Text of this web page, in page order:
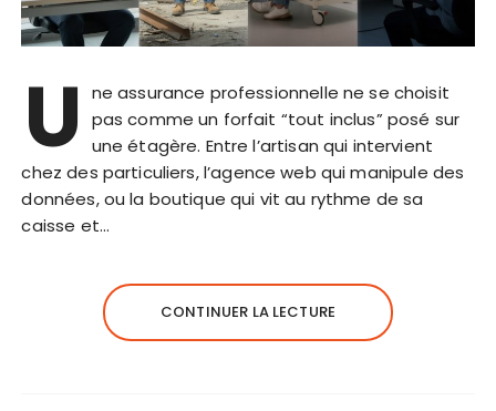
U
ne assurance professionnelle ne se choisit
pas comme un forfait “tout inclus” posé sur
une étagère. Entre l’artisan qui intervient
chez des particuliers, l’agence web qui manipule des
données, ou la boutique qui vit au rythme de sa
caisse et…
CONTINUER LA LECTURE